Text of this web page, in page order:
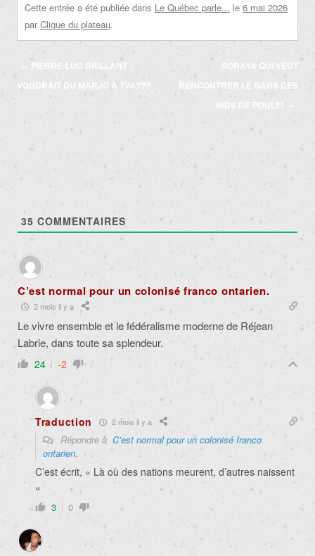
Cette entrée a été publiée dans Le Québec parle... le 6 mai 2026
par Clique du plateau.
Navigation
des
← PIERRE-LUC BRILLANT
VOUDRAIT DU MARJO À TVA???
SORAYA QUI VEUT
RENCONTRER LE GARS DES
NIDS DE POULE!
→
35 COMMENTAIRES
C’est normal pour un colonisé franco ontarien.
2 mois il y a
Le vivre ensemble et le fédéralisme moderne de Réjean
Labrie, dans toute sa splendeur.
24 -2
Traduction 2 mois il y a
Répondre à C’est normal pour un colonisé franco
ontarien.
C’est écrit, « Là où des nations meurent, d’autres naissent
«
3 0